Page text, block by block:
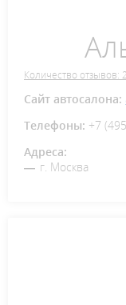
Количество отзывов:
Сайт автосалона:
Телефоны: +7
Адреса:
г. Москва